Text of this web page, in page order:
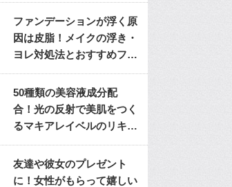
ファンデーションが浮く原
因は皮脂！メイクの浮き・
ヨレ対処法とおすすめファ
ンデ
50種類の美容液成分配
合！光の反射で美肌をつく
るマキアレイベルのリキッ
ドファンデ
友達や彼女のプレゼント
に！女性がもらって嬉しい